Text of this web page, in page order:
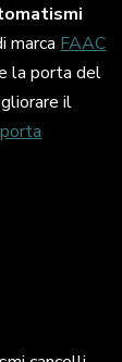
marca FAAC
la porta del
il
porta